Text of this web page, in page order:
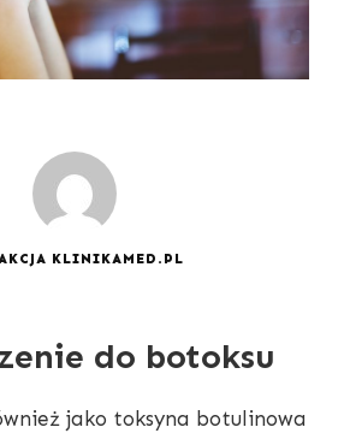
KLINIKAMED.PL
do botoksu
jako toksyna botulinowa